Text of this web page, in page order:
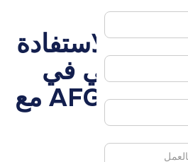
تحويل
الاستفادة
في
عملية التوظيف في AFG مع